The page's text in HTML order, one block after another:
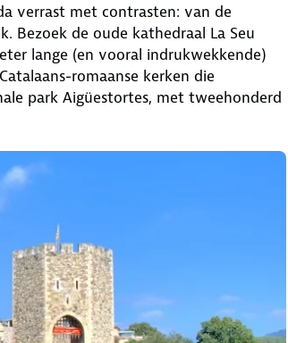
verrast met contrasten: van de
Bezoek de oude kathedraal La Seu
lange (en vooral indrukwekkende)
romaanse kerken die
park Aigüestortes, met tweehonderd